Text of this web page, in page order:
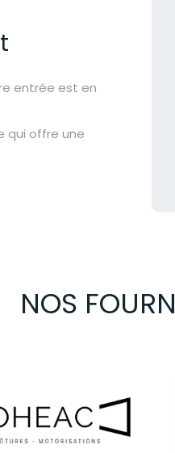
entrée est en
qui offre une
NOS